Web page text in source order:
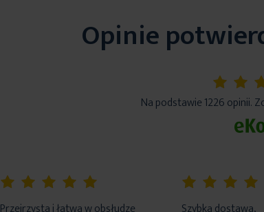
Opinie
Na podstawie 1226 opinii.